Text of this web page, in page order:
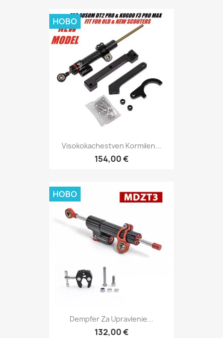
Visokokachestven Kormilen...
154,00 €
НОВО
Dempfer Za Upravlenie...
132,00 €
НОВО